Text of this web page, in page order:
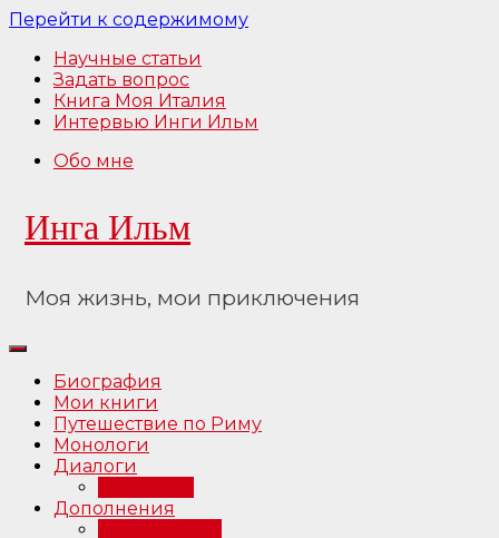
Перейти к содержимому
Научные статьи
Задать вопрос
Книга Моя Италия
Интервью Инги Ильм
Обо мне
Инга Ильм
Моя жизнь, мои приключения
Биография
Мои книги
Путешествие по Риму
Монологи
Диалоги
Дополнения